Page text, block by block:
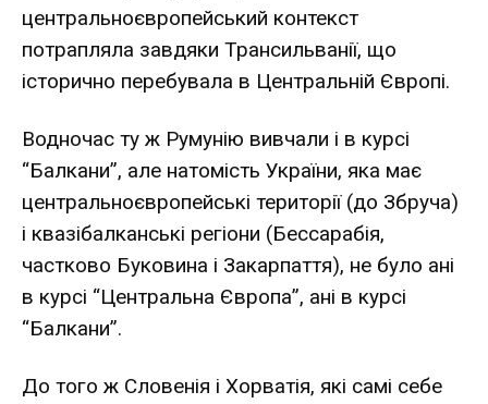
центральноєвропейський контекст
потрапляла завдяки Трансильванії, що
історично перебувала в Центральній Європі.
Водночас ту ж Румунію вивчали і в курсі
“Балкани”, але натомість України, яка має
центральноєвропейські території (до Збруча)
і квазібалканські регіони (Бессарабія,
частково Буковина і Закарпаття), не було ані
в курсі “Центральна Європа”, ані в курсі
“Балкани”.
До того ж Словенія і Хорватія, які самі себе